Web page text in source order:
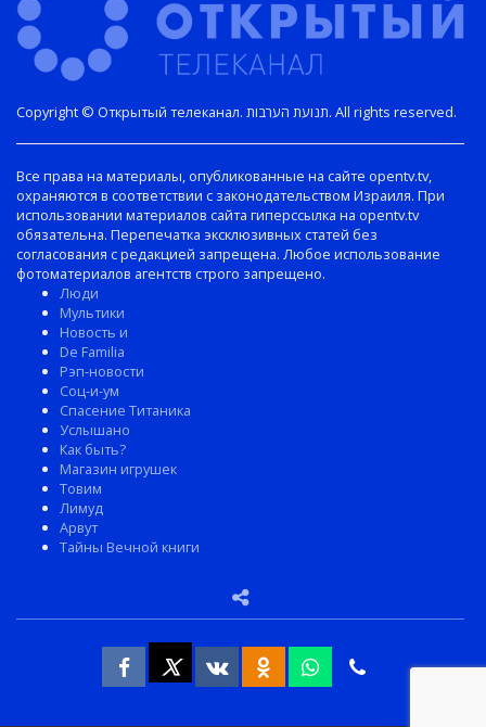
Copyright © Открытый телеканал. תנועת הערבות. All rights reserved.
Все права на материалы, опубликованные на сайте opentv.tv,
охраняются в соответствии с законодательством Израиля. При
использовании материалов сайта гиперссылка на opentv.tv
обязательна. Перепечатка эксклюзивных статей без
согласования с редакцией запрещена. Любое использование
фотоматериалов агентств строго запрещено.
Люди
Мультики
Новость и
De Familia
Рэп-новости
Соц-и-ум
Спасение Титаника
Услышано
Как быть?
Магазин игрушек
Товим
Лимуд
Арвут
Тайны Вечной книги